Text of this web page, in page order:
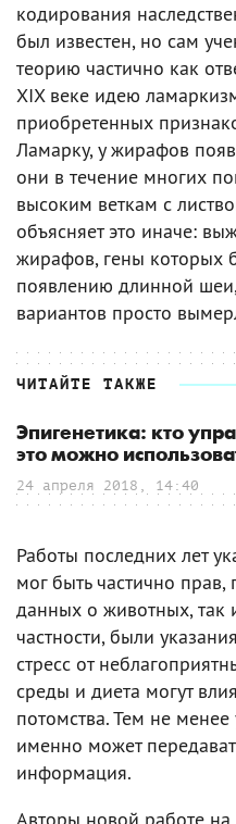
кодирования
был известен, но сам
теорию частично как
XIX веке идею
приобретенных
Ламарку, у жирафов
они в течение многих
высоким веткам с
объясняет это иначе:
жирафов, гены которых
появлению длинной
вариантов просто
ЧИТАЙТЕ ТАКЖЕ
Эпигенетика: кто
это можно
24 апреля 2018, 14:40
Работы последних лет
мог быть частично
данных о животных, так
частности, были
стресс от
среды и диета могут
потомства. Тем не
именно может
информация.